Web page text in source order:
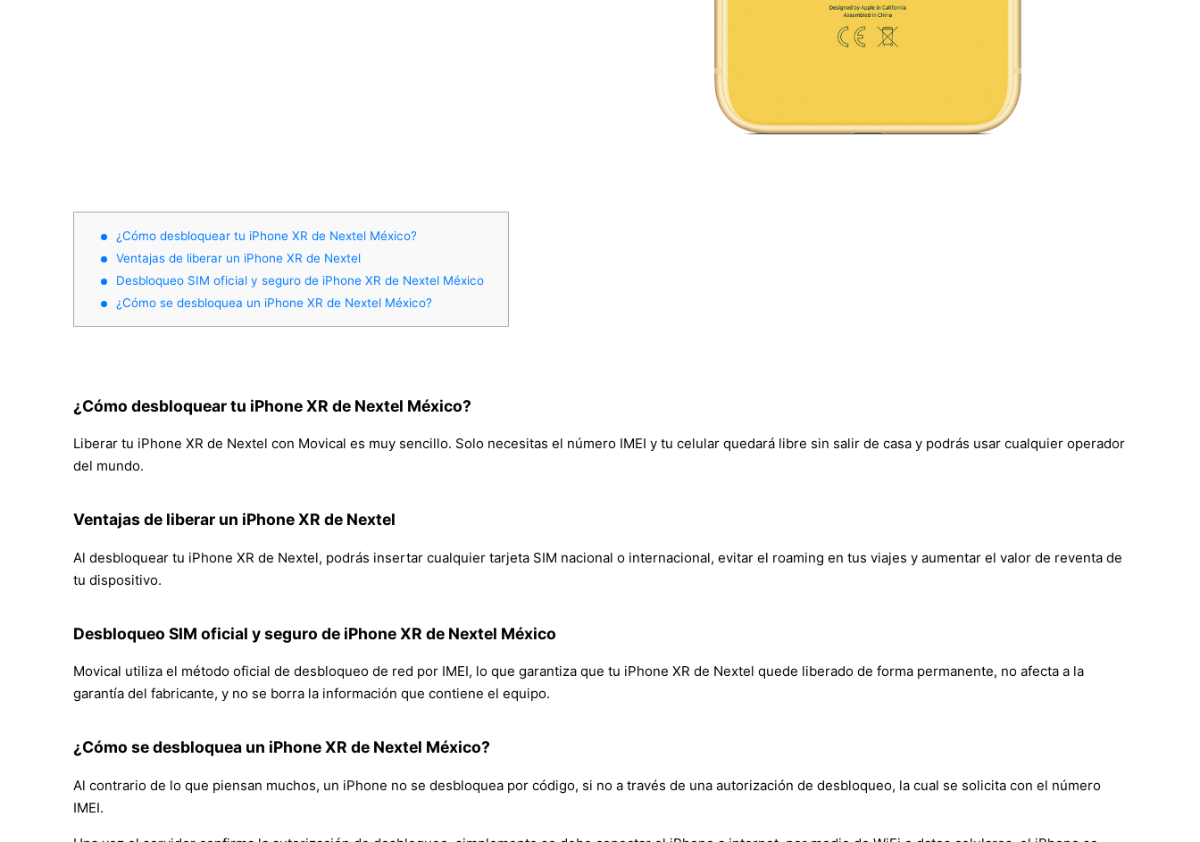
¿Cómo desbloquear tu iPhone XR de Nextel México?
Ventajas de liberar un iPhone XR de Nextel
Desbloqueo SIM oficial y seguro de iPhone XR de Nextel México
¿Cómo se desbloquea un iPhone XR de Nextel México?
¿Cómo desbloquear tu iPhone XR de Nextel México?
Liberar tu iPhone XR de Nextel con Movical es muy sencillo. Solo necesitas el número IMEI y tu celular quedará libre sin salir de casa y podrás usar cualquier operador
del mundo.
Ventajas de liberar un iPhone XR de Nextel
Al desbloquear tu iPhone XR de Nextel, podrás insertar cualquier tarjeta SIM nacional o internacional, evitar el roaming en tus viajes y aumentar el valor de reventa de
tu dispositivo.
Desbloqueo SIM oficial y seguro de iPhone XR de Nextel México
Movical utiliza el método oficial de desbloqueo de red por IMEI, lo que garantiza que tu iPhone XR de Nextel quede liberado de forma permanente, no afecta a la
garantía del fabricante, y no se borra la información que contiene el equipo.
¿Cómo se desbloquea un iPhone XR de Nextel México?
Al contrario de lo que piensan muchos, un iPhone no se desbloquea por código, si no a través de una autorización de desbloqueo, la cual se solicita con el número
IMEI.